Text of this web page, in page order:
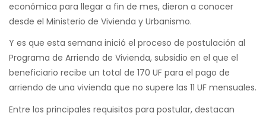
económica para llegar a fin de mes, dieron a conocer
desde el Ministerio de Vivienda y Urbanismo.
Y es que esta semana inició el proceso de postulación al
Programa de Arriendo de Vivienda, subsidio en el que el
beneficiario recibe un total de 170 UF para el pago de
arriendo de una vivienda que no supere las 11 UF mensuales.
Entre los principales requisitos para postular, destacan